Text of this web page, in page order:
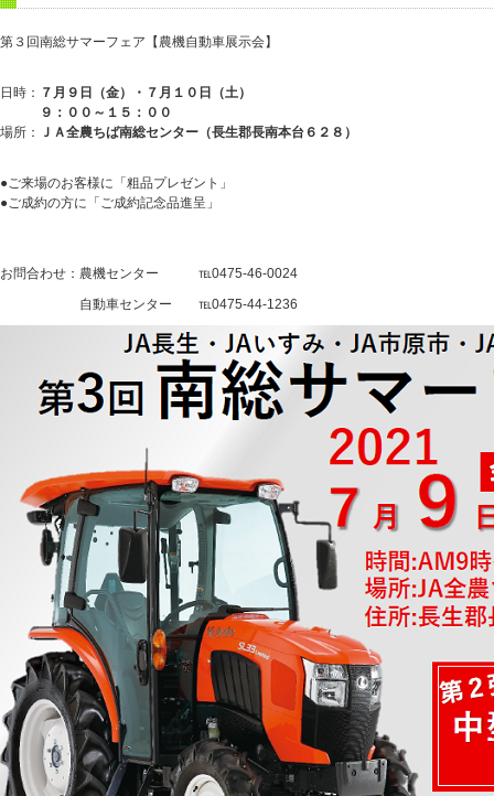
第３回南総サマーフェア【農機自動車展示会】
日時： ７月９日（金）・７月１０日（土）
９：００～１５：００
場所：
ＪＡ全農ちば南総センター（長生郡長南本台６２８）
●ご来場のお客様に「粗品プレゼント」
●ご成約の方に「ご成約記念品進呈」
お問合わせ：農機センター ℡0475-46-0024
自動車センター ℡0475-44-1236